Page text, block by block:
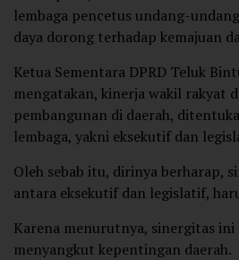
lembaga pencetus undang-
daya dorong terhadap kemajuan
Ketua Sementara DPRD Teluk
mengatakan, kinerja wakil rakyat
pembangunan di daerah,
lembaga, yakni eksekutif dan
Oleh sebab itu, dirinya berharap,
antara eksekutif dan legislatif,
Karena menurutnya, sinergitas
menyangkut kepentingan daerah.